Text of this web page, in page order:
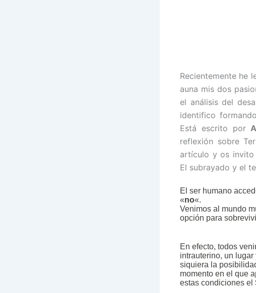
Recientemente he
auna mis dos
el análisis del
identifico
Está escrito por
reflexión sobre
artículo y os invito
El subrayado y el
El ser humano
«no«.
Venimos al mundo
opción para
En efecto, todos
intrauterino, un
siquiera la
momento en el que
estas condiciones el